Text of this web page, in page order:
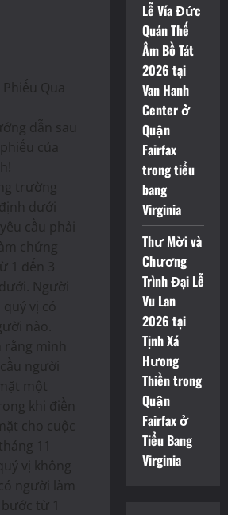
Qua
dẫn sau
của
trường
dưới
cầu phải
chứng
1 đến 3
Người
vị có
nào.
rằng mình
người
một
khi điền
cho cuộc
11
vị không
người làm
từ 1
Lễ Vía Đức
Quán Thế
Âm Bồ Tát
2026 tại
Van Hanh
Center ở
Quận
Fairfax
trong tiểu
bang
Virginia
Thư Mời và
Chương
Trình Đại Lễ
Vu Lan
2026 tại
Tịnh Xá
Hưong
Thiền trong
Quận
Fairfax ở
Tiểu Bang
Virginia